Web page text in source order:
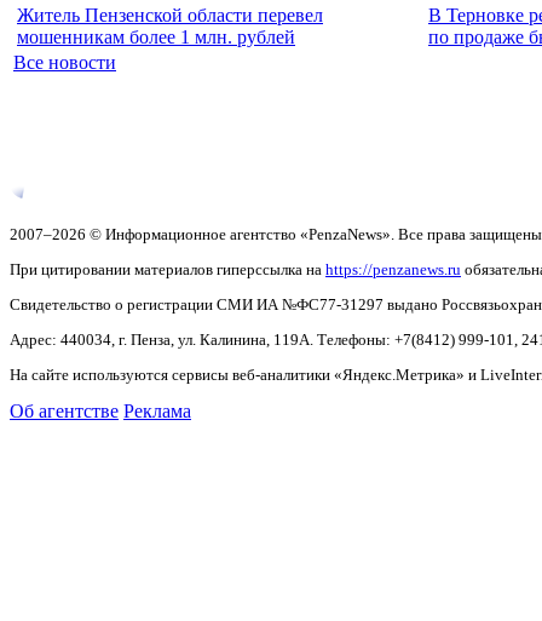
Житель Пензенской области перевел
мошенникам более 1 млн. рублей
В Терновке
по продаже
Все новости
2007–2026 © Информационное агентство «PenzaNews». Все права
При цитировании материалов гиперссылка на https://penzanews.ru
Свидетельство о регистрации СМИ ИА №ФС77-31297 выдано
Адрес: 440034, г. Пенза, ул. Калинина, 119А. Телефоны: +7(8412) 999-101,
На сайте используются сервисы веб-аналитики «Яндекс.Метрика» и
Об агентстве Реклама